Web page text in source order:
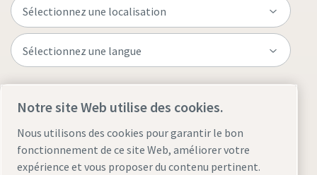
Notre site Web utilise des cookies.
Nous utilisons des cookies pour garantir le bon
fonctionnement de ce site Web, améliorer votre
expérience et vous proposer du contenu pertinent.